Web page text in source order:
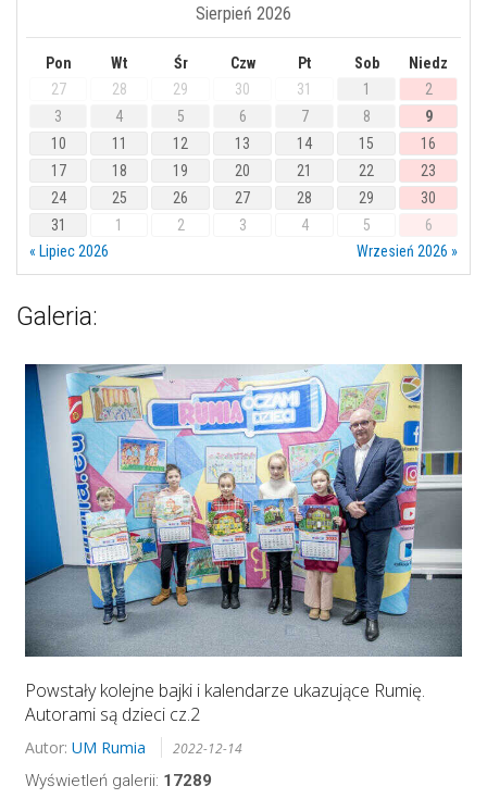
Sierpień 2026
Pon Wt Śr Czw Pt Sob
Niedz
27
28 29 30 31 1
2
3
4 5 6 7 8
9
10
11 12 13 14 15
16
17
18 19 20 21 22
23
24
25 26 27 28 29
30
31
1 2 3 4 5
6
« Lipiec 2026
Wrzesień 2026 »
Galeria:
Powstały kolejne bajki i kalendarze ukazujące Rumię.
Autorami są dzieci cz.2
Autor: UM Rumia 2022-12-14
Wyświetleń galerii: 17289